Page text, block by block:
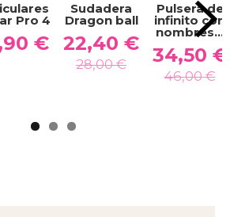
Pro 4
€
Sudadera
Dragon ball
22,40 €
28,00 €
Pulsera de
infinito con
nombres...
34,50 €
46,00 €